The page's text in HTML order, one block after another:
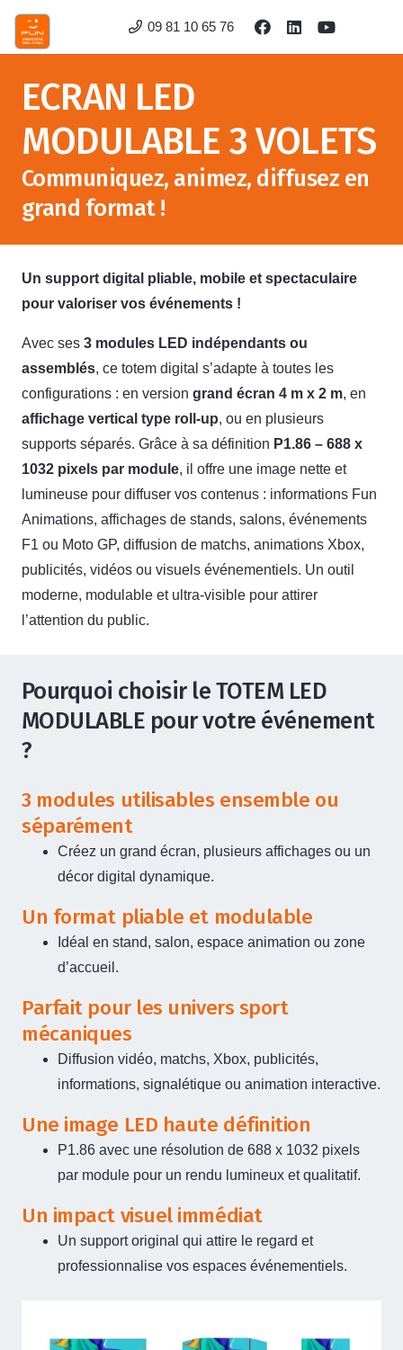
09 81 10 65 76
ECRAN LED
MODULABLE 3 VOLETS
Communiquez, animez, diffusez en
grand format !
Un support digital pliable, mobile et spectaculaire
pour valoriser vos événements !
Avec ses 3 modules LED indépendants ou
assemblés, ce totem digital s’adapte à toutes les
configurations : en version grand écran 4 m x 2 m, en
affichage vertical type roll-up, ou en plusieurs
supports séparés. Grâce à sa définition P1.86 – 688 x
1032 pixels par module, il offre une image nette et
lumineuse pour diffuser vos contenus : informations Fun
Animations, affichages de stands, salons, événements
F1 ou Moto GP, diffusion de matchs, animations Xbox,
publicités, vidéos ou visuels événementiels. Un outil
moderne, modulable et ultra-visible pour attirer
l’attention du public.
Pourquoi choisir le TOTEM LED
MODULABLE pour votre événement
?
3 modules utilisables ensemble ou
séparément
Créez un grand écran, plusieurs affichages ou un
décor digital dynamique.
Un format pliable et modulable
Idéal en stand, salon, espace animation ou zone
d’accueil.
Parfait pour les univers sport
mécaniques
Diffusion vidéo, matchs, Xbox, publicités,
informations, signalétique ou animation interactive.
Une image LED haute définition
P1.86 avec une résolution de 688 x 1032 pixels
par module pour un rendu lumineux et qualitatif.
Un impact visuel immédiat
Un support original qui attire le regard et
professionnalise vos espaces événementiels.